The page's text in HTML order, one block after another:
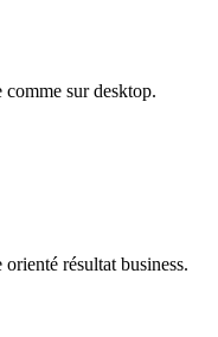
sur desktop.
résultat business.